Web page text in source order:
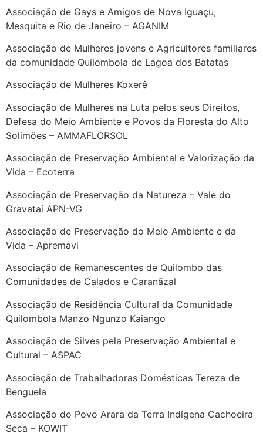
Associação de Gays e Amigos de Nova Iguaçu,
Mesquita e Rio de Janeiro – AGANIM
Associação de Mulheres jovens e Agricultores familiares
da comunidade Quilombola de Lagoa dos Batatas
Associação de Mulheres Koxerê
Associação de Mulheres na Luta pelos seus Direitos,
Defesa do Meio Ambiente e Povos da Floresta do Alto
Solimões – AMMAFLORSOL
Associação de Preservação Ambiental e Valorização da
Vida – Ecoterra
Associação de Preservação da Natureza – Vale do
Gravataí APN-VG
Associação de Preservação do Meio Ambiente e da
Vida – Apremavi
Associação de Remanescentes de Quilombo das
Comunidades de Calados e Caranãzal
Associação de Residência Cultural da Comunidade
Quilombola Manzo Ngunzo Kaiango
Associação de Silves pela Preservação Ambiental e
Cultural – ASPAC
Associação de Trabalhadoras Domésticas Tereza de
Benguela
Associação do Povo Arara da Terra Indígena Cachoeira
Seca – KOWIT